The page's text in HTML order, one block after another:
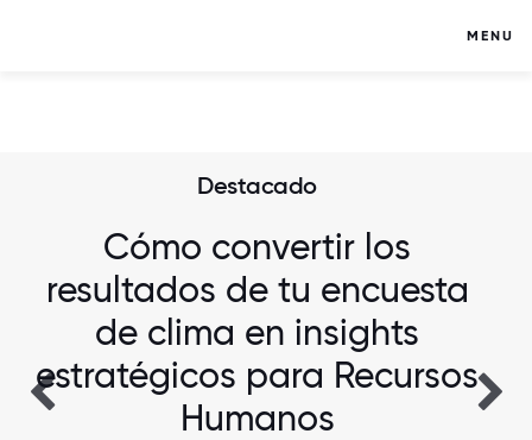
MENU
Destacado
Cómo convertir los
resultados de tu encuesta
de clima en insights
estratégicos para Recursos
Humanos